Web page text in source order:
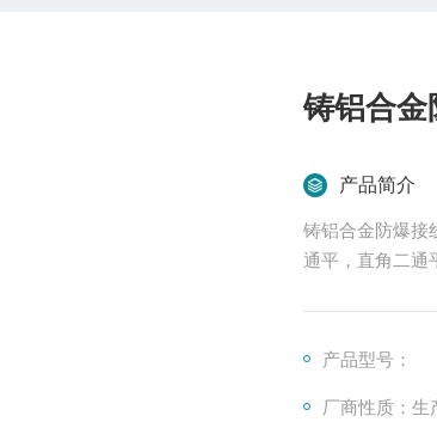
铸铝合金
产品简介
铸铝合金防爆接线盒BHD51-G1/2三
通平，直角二通
产品型号：
厂商性质：生